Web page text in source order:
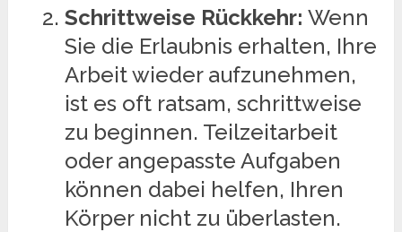
Schrittweise Rückkehr: Wenn
Sie die Erlaubnis erhalten, Ihre
Arbeit wieder aufzunehmen,
ist es oft ratsam, schrittweise
zu beginnen. Teilzeitarbeit
oder angepasste Aufgaben
können dabei helfen, Ihren
Körper nicht zu überlasten.